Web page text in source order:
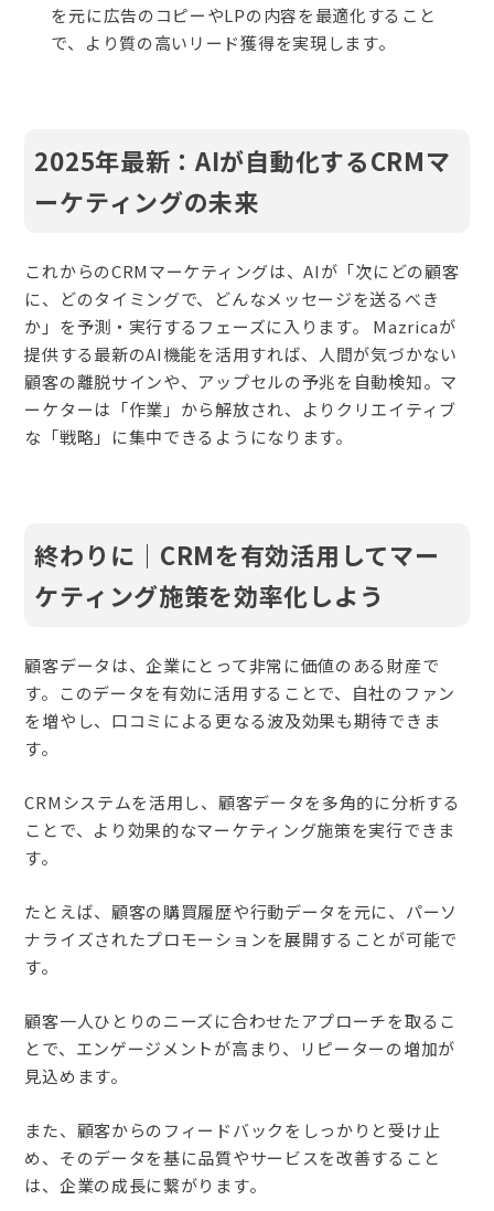
を元に広告のコピーやLPの内容を最適化すること
で、より質の高いリード獲得を実現します。
2025年最新：AIが自動化するCRMマ
ーケティングの未来
これからのCRMマーケティングは、AIが「次にどの顧客
に、どのタイミングで、どんなメッセージを送るべき
か」を予測・実行するフェーズに入ります。 Mazricaが
提供する最新のAI機能を活用すれば、人間が気づかない
顧客の離脱サインや、アップセルの予兆を自動検知。マ
ーケターは「作業」から解放され、よりクリエイティブ
な「戦略」に集中できるようになります。
終わりに｜CRMを有効活用してマー
ケティング施策を効率化しよう
顧客データは、企業にとって非常に価値のある財産で
す。このデータを有効に活用することで、自社のファン
を増やし、口コミによる更なる波及効果も期待できま
す。
CRMシステムを活用し、顧客データを多角的に分析する
ことで、より効果的なマーケティング施策を実行できま
す。
たとえば、顧客の購買履歴や行動データを元に、パーソ
ナライズされたプロモーションを展開することが可能で
す。
顧客一人ひとりのニーズに合わせたアプローチを取るこ
とで、エンゲージメントが高まり、リピーターの増加が
見込めます。
また、顧客からのフィードバックをしっかりと受け止
め、そのデータを基に品質やサービスを改善すること
は、企業の成長に繋がります。